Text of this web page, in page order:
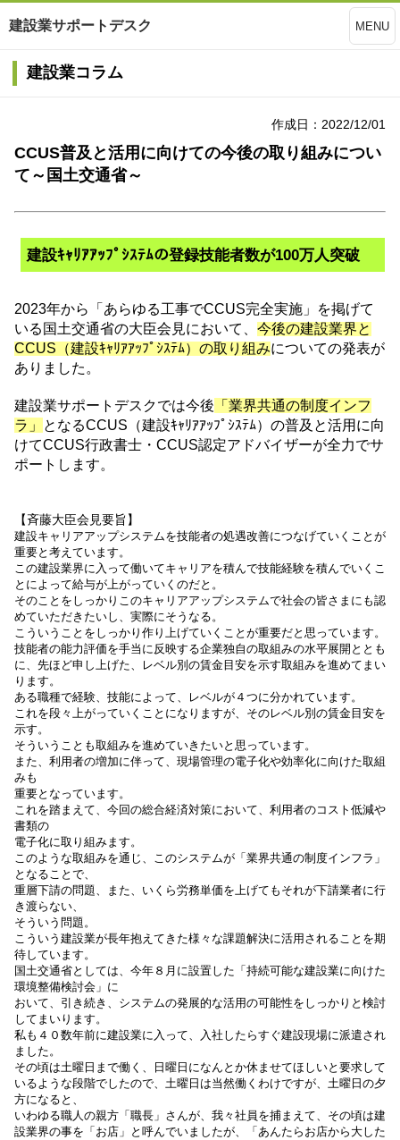
建設業サポートデスク MENU
建設業コラム
作成日：2022/12/01
CCUS普及と活用に向けての今後の取り組みについ
て～国土交通省～
建設ｷｬﾘｱｱｯﾌﾟｼｽﾃﾑの登録技能者数が100万人突破
2023年から「あらゆる工事でCCUS完全実施」を掲げて
いる国土交通省の大臣会見において、 今後の建設業界と
CCUS（建設ｷｬﾘｱｱｯﾌﾟｼｽﾃﾑ）の取り組みについての発表が
ありました。
建設業サポートデスクでは今後 「業界共通の制度インフ
ラ」
となるCCUS（建設ｷｬﾘｱｱｯﾌﾟｼｽﾃﾑ）の普及と活用に向
けてCCUS行政書士・CCUS認定アドバイザーが全力でサ
ポートします。
【斉藤大臣会見要旨】
建設キャリアアップシステムを技能者の処遇改善につなげていくことが
重要と考えています。
この建設業界に入って働いてキャリアを積んで技能経験を積んでいくこ
とによって給与が上がっていくのだと。
そのことをしっかりこのキャリアアップシステムで社会の皆さまにも認
めていただきたいし、実際にそうなる。
こういうことをしっかり作り上げていくことが重要だと思っています。
技能者の能力評価を手当に反映する企業独自の取組みの水平展開ととも
に、先ほど申し上げた、レベル別の賃金目安を示す取組みを進めてまい
ります。
ある職種で経験、技能によって、レベルが４つに分かれています。
これを段々上がっていくことになりますが、そのレベル別の賃金目安を
示す。
そういうことも取組みを進めていきたいと思っています。
また、利用者の増加に伴って、現場管理の電子化や効率化に向けた取組
みも
重要となっています。
これを踏まえて、今回の総合経済対策において、利用者のコスト低減や
書類の
電子化に取り組みます。
このような取組みを通じ、このシステムが「業界共通の制度インフラ」
となることで、
重層下請の問題、また、いくら労務単価を上げてもそれが下請業者に行
き渡らない、
そういう問題。
こういう建設業が長年抱えてきた様々な課題解決に活用されることを期
待しています。
国土交通省としては、今年８月に設置した「持続可能な建設業に向けた
環境整備検討会」に
おいて、引き続き、システムの発展的な活用の可能性をしっかりと検討
してまいります。
私も４０数年前に建設業に入って、入社したらすぐ建設現場に派遣され
ました。
その頃は土曜日まで働く、日曜日になんとか休ませてほしいと要求して
いるような段階でしたので、土曜日は当然働くわけですが、土曜日の夕
方になると、
いわゆる職人の親方「職長」さんが、我々社員を捕まえて、その頃は建
設業界の事を「お店」と呼んでいましたが、「あんたらお店から大した